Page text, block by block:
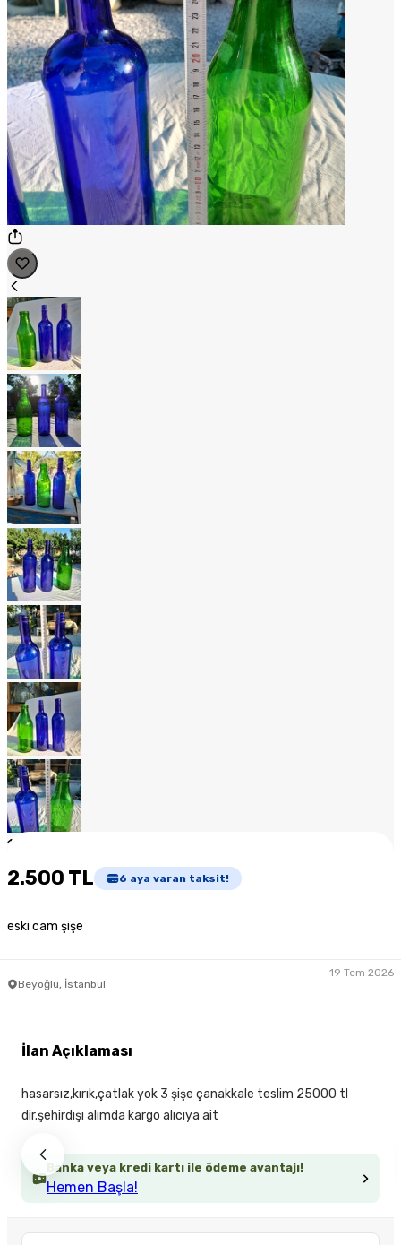
1
2.500 TL 6 aya varan taksit!
eski cam şişe
Beyoğlu, İstanbul
19 Tem 2026
Banka veya kredi kartı ile ödeme avantajı!
Hemen Başla!
İlan Açıklaması
hasarsız,kırık,çatlak yok 3 şişe çanakkale teslim 25000 tl
dir.şehirdışı alımda kargo alıcıya ait